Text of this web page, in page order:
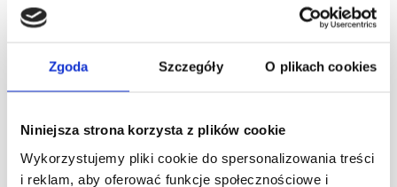
Zgoda Szczegóły O plikach cookies
Niniejsza strona korzysta z plików cookie
Wykorzystujemy pliki cookie do spersonalizowania treści
i reklam, aby oferować funkcje społecznościowe i
miarę rozwoju firmy.
Skorzystaj z naszej oferty doradztwa